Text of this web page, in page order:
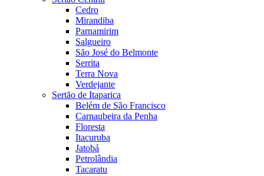
Cedro
Mirandiba
Parnamirim
Salgueiro
São José do Belmonte
Serrita
Terra Nova
Verdejante
Sertão de Itaparica
Belém de São Francisco
Carnaubeira da Penha
Floresta
Itacuruba
Jatobá
Petrolândia
Tacaratu